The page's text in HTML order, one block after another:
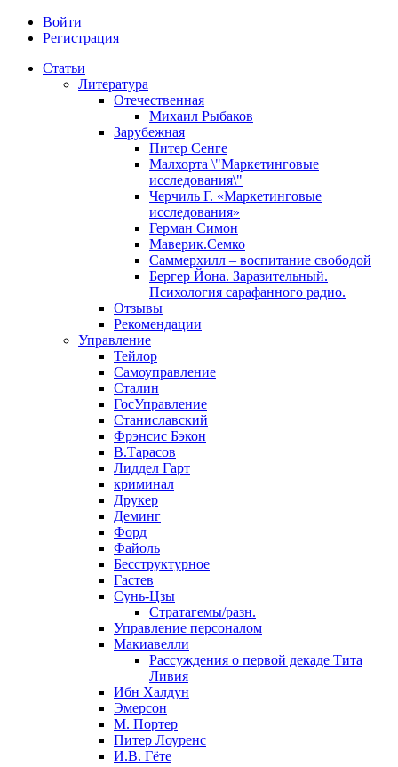
Войти
Регистрация
Статьи
Литература
Отечественная
Михаил Рыбаков
Зарубежная
Питер Сенге
Малхорта \"Маркетинговые
исследования\"
Черчиль Г. «Маркетинговые
исследования»
Герман Симон
Маверик.Семко
Саммерхилл – воспитание свободой
Бергер Йона. Заразительный.
Психология сарафанного радио.
Отзывы
Рекомендации
Управление
Тейлор
Самоуправление
Сталин
ГосУправление
Станиславский
Фрэнсис Бэкон
В.Тарасов
Лиддел Гарт
криминал
Друкер
Деминг
Форд
Файоль
Бесструктурное
Гастев
Сунь-Цзы
Стратагемы/разн.
Управление персоналом
Макиавелли
Рассуждения о первой декаде Тита
Ливия
Ибн Халдун
Эмерсон
М. Портер
Питер Лоуренс
И.В. Гёте